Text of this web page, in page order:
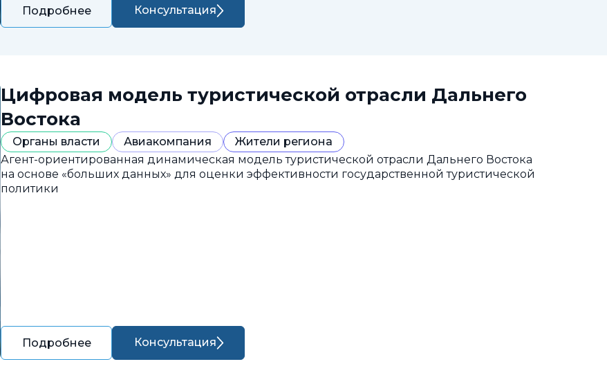
Подробнее Консультация
Цифровая модель туристической отрасли Дальнего
Востока
Органы власти Авиакомпания
Жители региона
Агент-ориентированная динамическая модель туристической отрасли Дальнего Востока
на основе «больших данных» для оценки эффективности государственной туристической
политики
Подробнее Консультация